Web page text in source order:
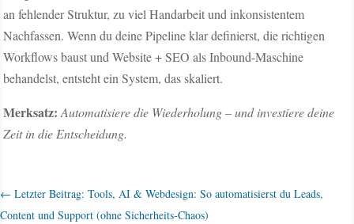
an fehlender Struktur, zu viel Handarbeit und inkonsistentem
Nachfassen. Wenn du deine Pipeline klar definierst, die richtigen
Workflows baust und Website + SEO als Inbound-Maschine
behandelst, entsteht ein System, das skaliert.
Merksatz: Automatisiere die Wiederholung – und investiere deine
Zeit in die Entscheidung.
← Letzter Beitrag: Tools, AI & Webdesign: So automatisierst du Leads,
Content und Support (ohne Sicherheits-Chaos)